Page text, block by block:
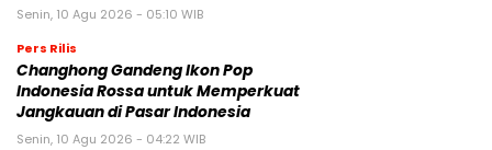
Senin, 10 Agu 2026 - 05:10 WIB
Pers Rilis
Changhong Gandeng Ikon Pop
Indonesia Rossa untuk Memperkuat
Jangkauan di Pasar Indonesia
Senin, 10 Agu 2026 - 04:22 WIB